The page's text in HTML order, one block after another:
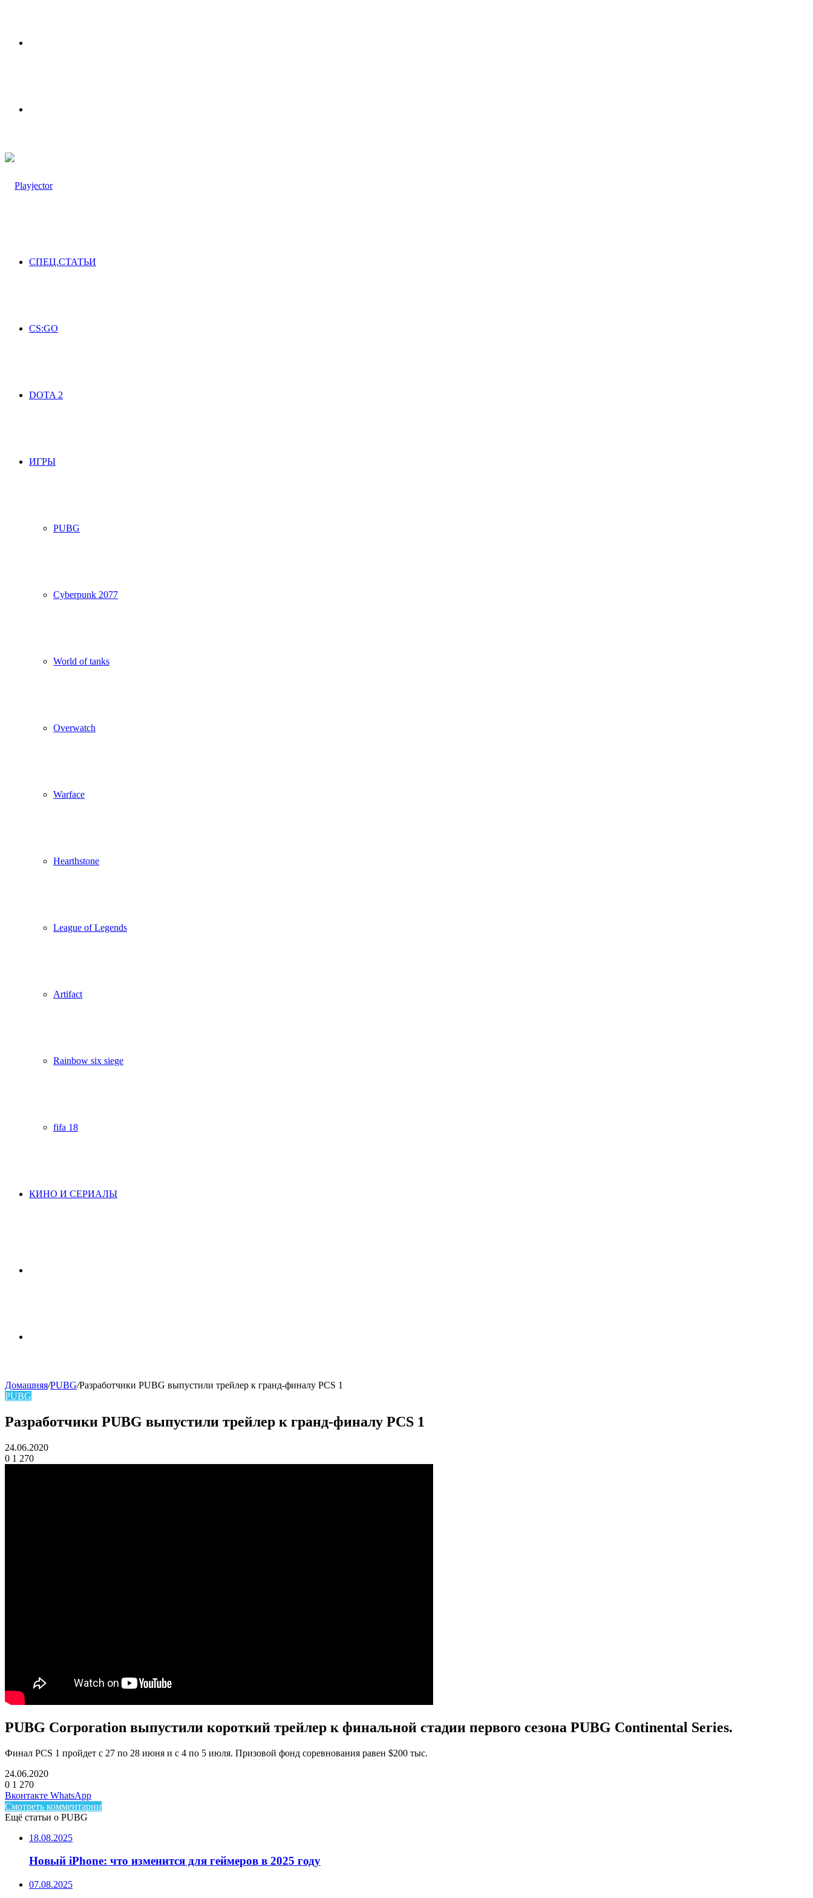
СПЕЦ.СТАТЬИ
CS:GO
DOTA 2
ИГРЫ
PUBG
Cyberpunk 2077
World of tanks
Overwatch
Warface
Hearthstone
League of Legends
Artifact
Rainbow six siege
fifa 18
КИНО И СЕРИАЛЫ
skin
Домашняя/PUBG/Разработчики PUBG выпустили трейлер к гранд-финалу PCS 1
PUBG
Разработчики PUBG выпустили трейлер к гранд-финалу PCS 1
24.06.2020
0 1 270
PUBG Corporation выпустили короткий трейлер к финальной стадии первого сезона PUBG Continental Series.
Финал PCS 1 пройдет с 27 по 28 июня и с 4 по 5 июля. Призовой фонд соревнования равен $200 тыс.
24.06.2020
0 1 270
Facebook
Twitter
LinkedIn
Вконтакте WhatsAppTelegram
Смотреть комментарии
Ещё статьи о PUBG
18.08.2025
Новый iPhone: что изменится для геймеров в 2025 году
07.08.2025